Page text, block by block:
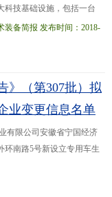
科技基础设施，包括一台
直线加速 器、一台16亿电子
面取得了一系列重大突破。
的直线加速器+快循环同步
装备简报 发布时间：2018-
》（第307批）拟
业变更信息名单
有限公司安徽省宁国经济
环南路5号新设立专用车生